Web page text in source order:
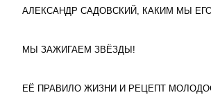
АЛЕКСАНДР САДОВСКИЙ, КАКИМ МЫ
МЫ ЗАЖИГАЕМ ЗВЁЗДЫ!
ЕЁ ПРАВИЛО ЖИЗНИ И РЕЦЕПТ